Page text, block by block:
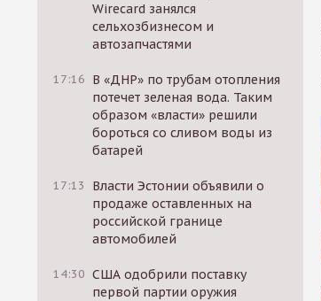
Wirecard занялся
сельхозбизнесом и
автозапчастями
17:16 В «ДНР» по трубам отопления
потечет зеленая вода. Таким
образом «власти» решили
бороться со сливом воды из
батарей
17:13
Власти Эстонии объявили о
продаже оставленных на
российской границе
автомобилей
14:30 США одобрили поставку
первой партии оружия